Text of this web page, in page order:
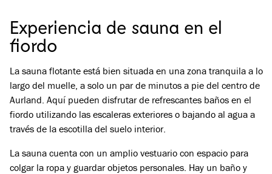
Experiencia de sauna en el
fiordo
La sauna flotante está bien situada en una zona tranquila a lo
largo del muelle, a solo un par de minutos a pie del centro de
Aurland. Aquí pueden disfrutar de refrescantes baños en el
fiordo utilizando las escaleras exteriores o bajando al agua a
través de la escotilla del suelo interior.
La sauna cuenta con un amplio vestuario con espacio para
colgar la ropa y guardar objetos personales. Hay un baño y